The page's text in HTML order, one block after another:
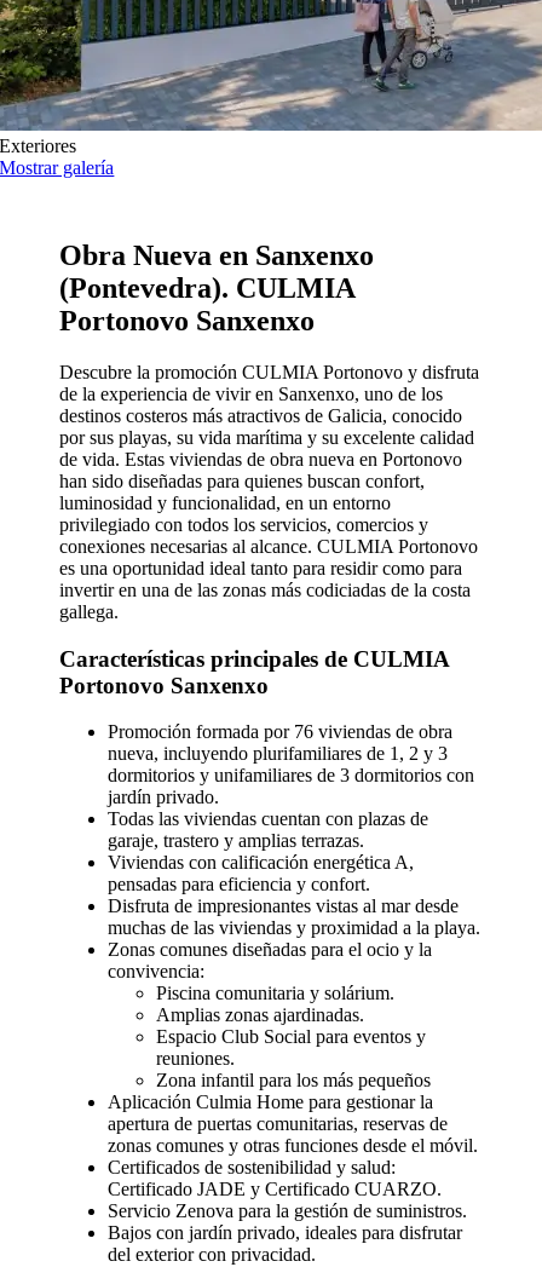
Exteriores
Mostrar galería
Obra Nueva en Sanxenxo
(Pontevedra). CULMIA
Portonovo Sanxenxo
Descubre la promoción CULMIA Portonovo y disfruta
de la experiencia de vivir en Sanxenxo, uno de los
destinos costeros más atractivos de Galicia, conocido
por sus playas, su vida marítima y su excelente calidad
de vida. Estas viviendas de obra nueva en Portonovo
han sido diseñadas para quienes buscan confort,
luminosidad y funcionalidad, en un entorno
privilegiado con todos los servicios, comercios y
conexiones necesarias al alcance. CULMIA Portonovo
es una oportunidad ideal tanto para residir como para
invertir en una de las zonas más codiciadas de la costa
gallega.
Características principales de CULMIA
Portonovo Sanxenxo
Promoción formada por 76 viviendas de obra
nueva, incluyendo plurifamiliares de 1, 2 y 3
dormitorios y unifamiliares de 3 dormitorios con
jardín privado.
Todas las viviendas cuentan con plazas de
garaje, trastero y amplias terrazas.
Viviendas con calificación energética A,
pensadas para eficiencia y confort.
Disfruta de impresionantes vistas al mar desde
muchas de las viviendas y proximidad a la playa.
Zonas comunes diseñadas para el ocio y la
convivencia:
Piscina comunitaria y solárium.
Amplias zonas ajardinadas.
Espacio Club Social para eventos y
reuniones.
Zona infantil para los más pequeños
Aplicación Culmia Home para gestionar la
apertura de puertas comunitarias, reservas de
zonas comunes y otras funciones desde el móvil.
Certificados de sostenibilidad y salud:
Certificado JADE y Certificado CUARZO.
Servicio Zenova para la gestión de suministros.
Bajos con jardín privado, ideales para disfrutar
del exterior con privacidad.